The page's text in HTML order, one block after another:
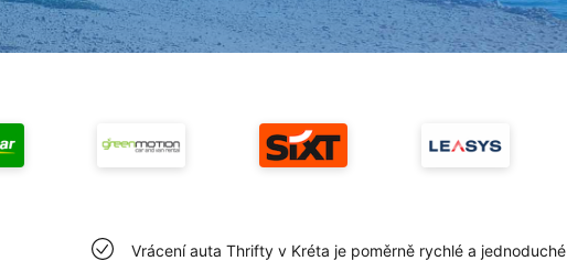
Vrácení auta Thrifty v Kréta je poměrně rychlé a jednoduché